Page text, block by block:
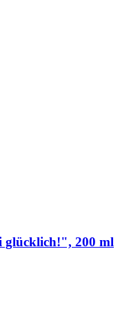
glücklich!", 200 ml